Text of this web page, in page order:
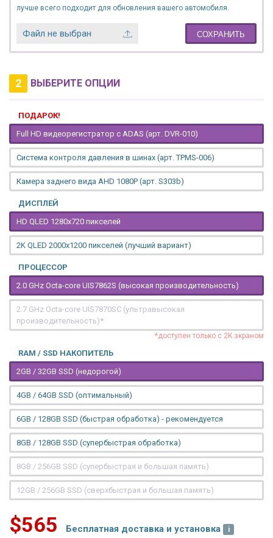
лучше всего подходит для обновления вашего автомобиля.
Файл не выбран СОХРАНИТЬ
2 ВЫБЕРИТЕ ОПЦИИ
ПОДАРОК!
Full HD видеорегистратор с ADAS (арт. DVR-010)
Система контроля давления в шинах (арт. TPMS-006)
Камера заднего вида AHD 1080P (арт. S303b)
ДИСПЛЕЙ
HD QLED 1280x720 пикселей
2K QLED 2000х1200 пикселей (лучший вариант)
ПРОЦЕССОР
2.0 GHz Octa-core UIS7862S (высокая производительность)
2.7 GHz Octa-core UIS7870SC (ультравысокая
производительность)*
*доступен только с 2K экраном
RAM / SSD НАКОПИТЕЛЬ
2GB / 32GB SSD (недорогой)
4GB / 64GB SSD (оптимальный)
6GB / 128GB SSD (быстрая обработка) - рекомендуется
8GB / 128GB SSD (супербыстрая обработка)
8GB / 256GB SSD (супербыстрая и большая память)
12GB / 256GB SSD (сверхбыстрая и большая память)
$565 Бесплатная доставка и установка